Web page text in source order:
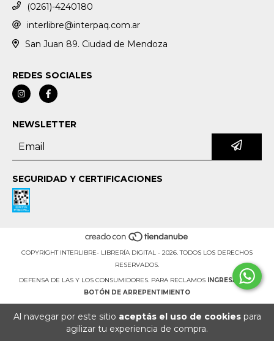
Al navegar por este sitio aceptás el uso de cookiespara
agilizar tu experiencia de compra.
(0261)-4240180
interlibre@interpaq.com.ar
San Juan 89. Ciudad de Mendoza
REDES SOCIALES
NEWSLETTER
SEGURIDAD Y CERTIFICACIONES
COPYRIGHT INTERLIBRE- LIBRERÍA DIGITAL - 2026. TODOS LOS DERECHOS
RESERVADOS.
DEFENSA DE LAS Y LOS CONSUMIDORES. PARA RECLAMOS
INGRESÁ ACÁ.
BOTÓN DE ARREPENTIMIENTO